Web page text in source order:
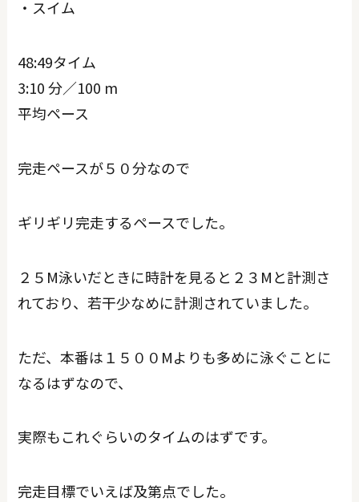
・スイム
48:49タイム
3:10 分／100 m
平均ペース
完走ペースが５０分なので
ギリギリ完走するペースでした。
２５M泳いだときに時計を見ると２３Mと計測さ
れており、若干少なめに計測されていました。
ただ、本番は１５００Mよりも多めに泳ぐことに
なるはずなので、
実際もこれぐらいのタイムのはずです。
完走目標でいえば及第点でした。